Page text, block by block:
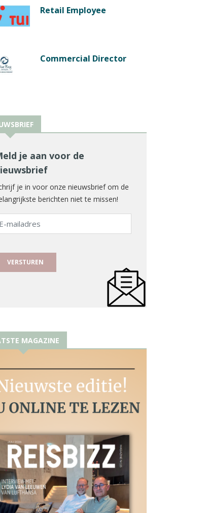
Retail Employee
Commercial Director
je aan voor de
je in voor onze nieuwsbrief om de
berichten niet te missen!
E-
MAGAZINE